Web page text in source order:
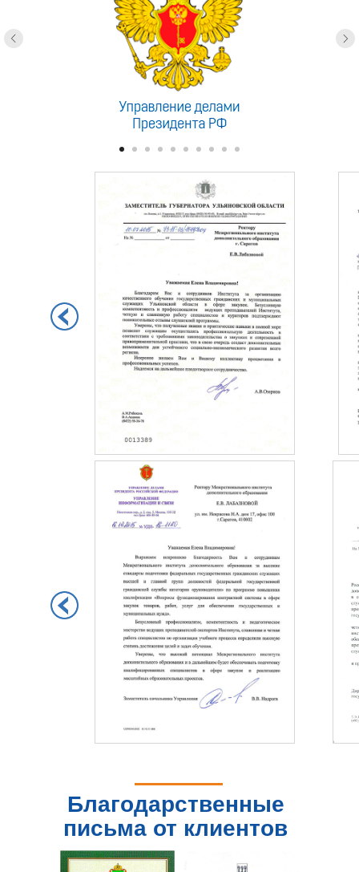
Благодарственные
письма от клиентов